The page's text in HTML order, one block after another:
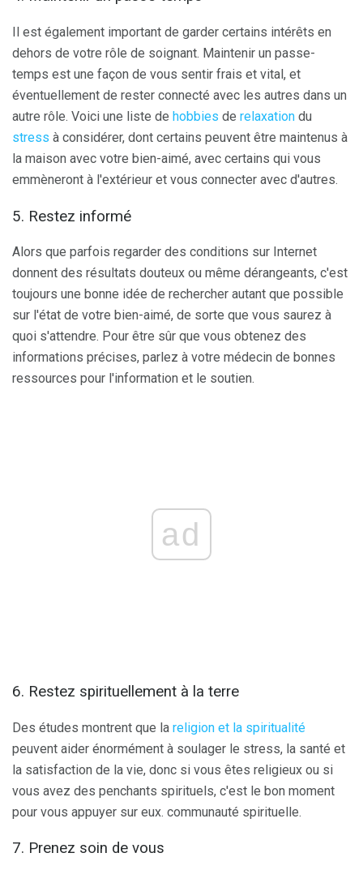
Il est également important de garder certains intérêts en
dehors de votre rôle de soignant. Maintenir un passe-
temps est une façon de vous sentir frais et vital, et
éventuellement de rester connecté avec les autres dans un
autre rôle. Voici une liste de hobbies de relaxation du
stress à considérer, dont certains peuvent être maintenus à
la maison avec votre bien-aimé, avec certains qui vous
emmèneront à l'extérieur et vous connecter avec d'autres.
5. Restez informé
Alors que parfois regarder des conditions sur Internet
donnent des résultats douteux ou même dérangeants, c'est
toujours une bonne idée de rechercher autant que possible
sur l'état de votre bien-aimé, de sorte que vous saurez à
quoi s'attendre. Pour être sûr que vous obtenez des
informations précises, parlez à votre médecin de bonnes
ressources pour l'information et le soutien.
ad
6. Restez spirituellement à la terre
Des études montrent que la religion et la spiritualité
peuvent aider énormément à soulager le stress, la santé et
la satisfaction de la vie, donc si vous êtes religieux ou si
vous avez des penchants spirituels, c'est le bon moment
pour vous appuyer sur eux. communauté spirituelle.
7. Prenez soin de vous